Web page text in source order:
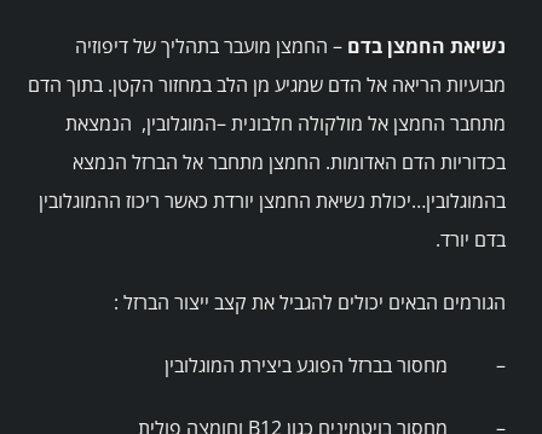
נשיאת החמצן בדם – החמצן מועבר בתהליך של דיפוזיה
מבועיות הריאה אל הדם שמגיע מן הלב במחזור הקטן. בתוך הדם
מתחבר החמצן אל מולקולה חלבונית –המוגלובין, הנמצאת
בכדוריות הדם האדומות. החמצן מתחבר אל הברזל הנמצא
בהמוגלובין…יכולת נשיאת החמצן יורדת כאשר ריכוז ההמוגלובין
בדם יורד.
הגורמים הבאים יכולים להגביל את קצב ייצור הברזל :
– מחסור בברזל הפוגע ביצירת המוגלובין
– מחסור בויטמינים כגון B12 וחומצה פולית